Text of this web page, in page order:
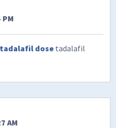
tadalafil dose tadalafil
AM